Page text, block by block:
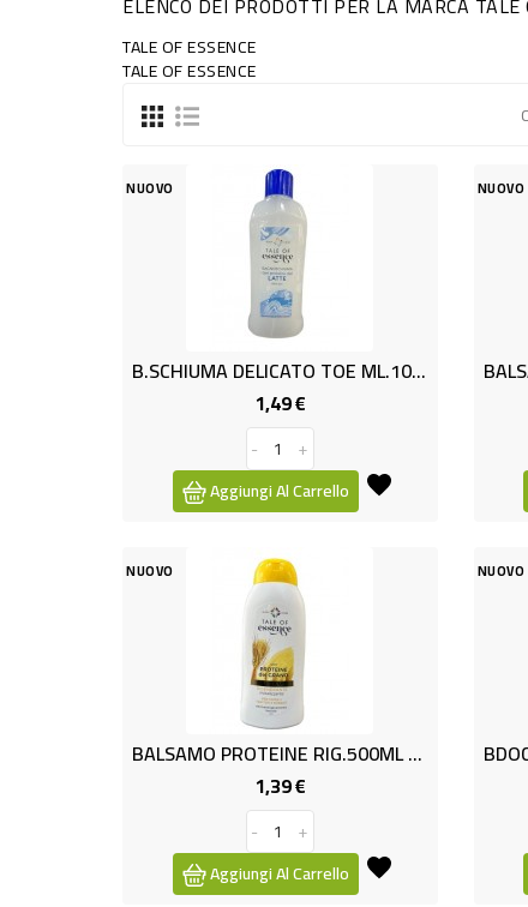
TALE OF ESSENCE
TALE OF ESSENCE
NUOVO
B.SCHIUMA DELICATO TOE ML.1000
1,49 €Prezzo
-
+
Aggiungi Al Carrello
NUOVO
NUOVO
BALSAMO PROTEINE RIG.500ML TOE
1,39 €Prezzo
-
+
Aggiungi Al Carrello
NUOVO